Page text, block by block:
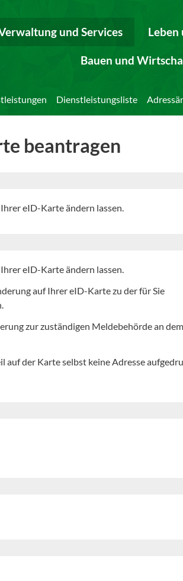
und Services Leben
Bauen und
Dienstleistungsliste
beantragen
eID-Karte ändern lassen.
eID-Karte ändern lassen.
auf Ihrer eID-Karte zu der für Sie
zur zuständigen Meldebehörde an
der Karte selbst keine Adresse